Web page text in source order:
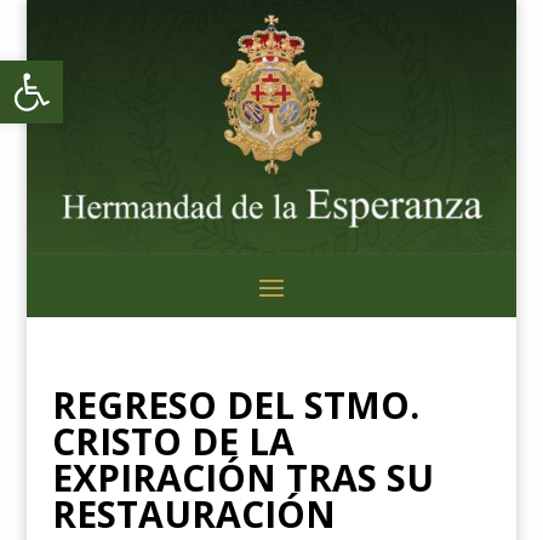
Abrir barra de herramientas
REGRESO DEL STMO.
CRISTO DE LA
EXPIRACIÓN TRAS SU
RESTAURACIÓN